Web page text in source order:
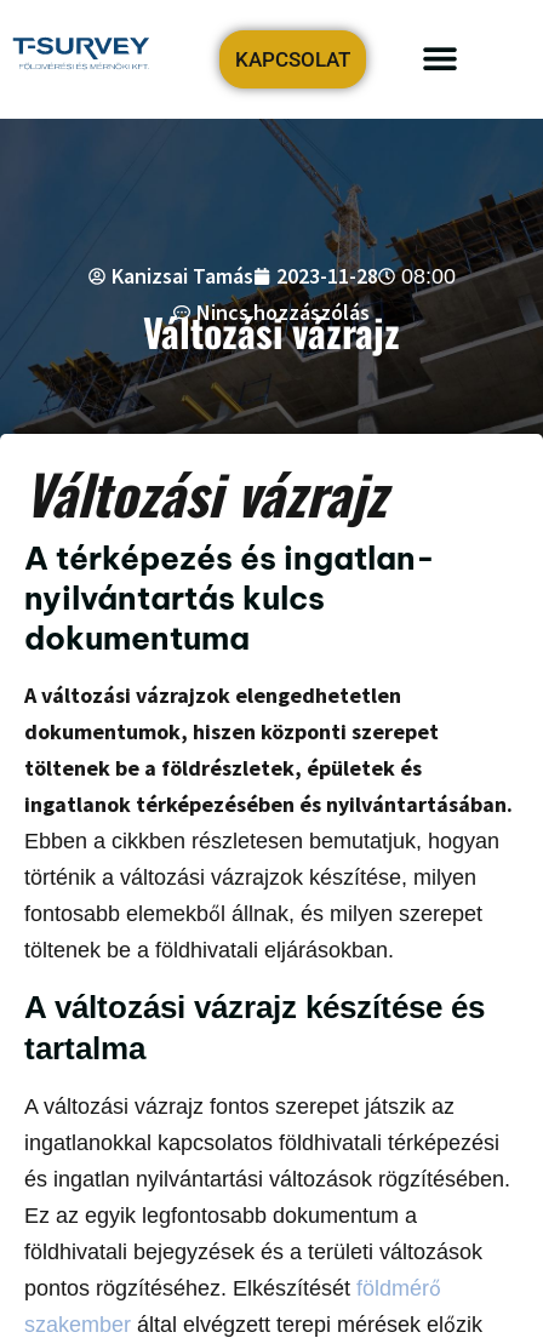
KAPCSOLAT
Kanizsai Tamás 2023-11-28 08:00
Nincs hozzászólás
Változási vázrajz
Változási vázrajz
A térképezés és ingatlan-
nyilvántartás kulcs
dokumentuma
A változási vázrajzok elengedhetetlen
dokumentumok, hiszen központi szerepet
töltenek be a földrészletek, épületek és
ingatlanok térképezésében és nyilvántartásában.
Ebben a cikkben részletesen bemutatjuk, hogyan
történik a változási vázrajzok készítése, milyen
fontosabb elemekből állnak, és milyen szerepet
töltenek be a földhivatali eljárásokban.
A változási vázrajz készítése és
tartalma
A változási vázrajz fontos szerepet játszik az
ingatlanokkal kapcsolatos földhivatali térképezési
és ingatlan nyilvántartási változások rögzítésében.
Ez az egyik legfontosabb dokumentum a
földhivatali bejegyzések és a területi változások
pontos rögzítéséhez. Elkészítését földmérő
szakember által elvégzett terepi mérések előzik